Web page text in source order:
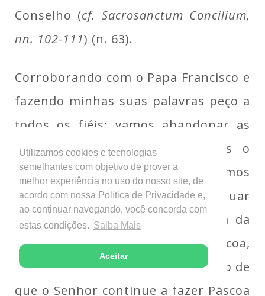
Utilizamos cookies e tecnologias
semelhantes com objetivo de prover a
melhor experiência no uso do nosso site, de
acordo com nossa Política de Privacidade e,
ao continuar navegando, você concorda com
estas condições. Saiba Mais
Aceitar
Conselho (cf. Sacrosanctum Concilium,
nn. 102-111) (n. 63).
Corroborando com o Papa Francisco e
fazendo minhas suas palavras peço a
todos os fiéis: vamos abandonar as
polêmicas para ouvirmos juntos o
que o Espírito diz à Igreja, vamos
manter a comunhão, vamos continuar
a nos surpreender com a beleza da
Liturgia. Foi-nos dada a Páscoa,
vamos preservar o desejo contínuo de
que o Senhor continue a fazer Páscoa